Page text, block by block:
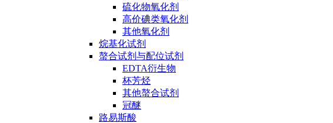
硫化物氧化剂
高价碘类氧化剂
其他氧化剂
烷基化试剂
螯合试剂与配位试剂
EDTA衍生物
杯芳烃
其他螯合试剂
冠醚
路易斯酸